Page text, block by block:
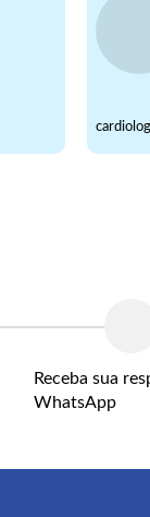
Receba sua
WhatsApp